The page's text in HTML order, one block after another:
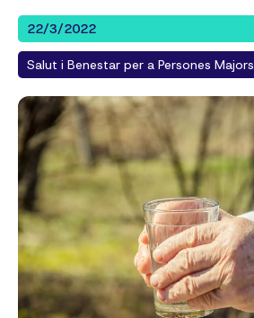
22/3/2022
Salut i Benestar per a Persones Majors